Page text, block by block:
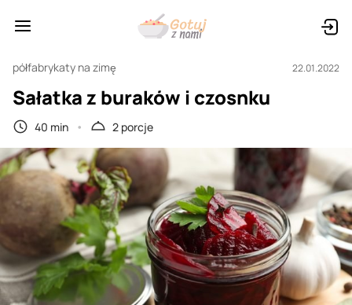
półfabrykaty na zimę 22.01.2022
Sałatka z buraków i czosnku
40 min 2 porcje